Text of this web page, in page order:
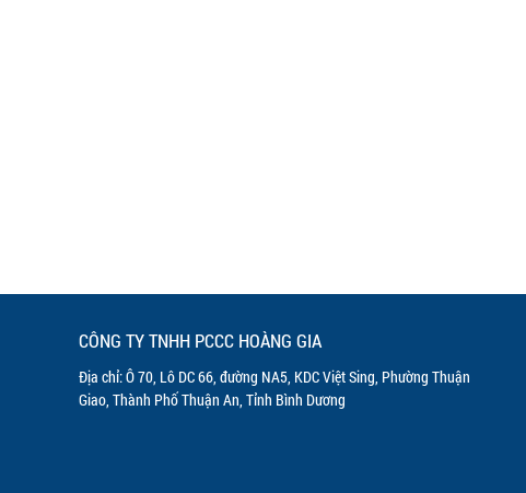
CÔNG TY TNHH PCCC HOÀNG GIA
Địa chỉ: Ô 70, Lô DC 66, đường NA5, KDC Việt Sing, Phường Thuận
Giao, Thành Phố Thuận An, Tỉnh Bình Dương